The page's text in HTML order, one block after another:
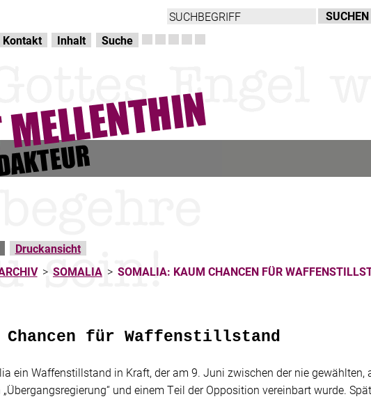
Kontakt Inhalt Suche
Druckansicht
> SOMALIA > SOMALIA: KAUM CHANCEN FÜR
Chancen für Waffenstillstand
ein Waffenstillstand in Kraft, der am 9. Juni zwischen der nie gewählten,
und einem Teil der Opposition vereinbart wurde.